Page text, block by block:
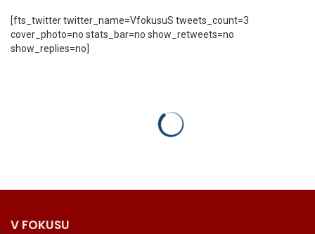
[fts_twitter twitter_name=VfokusuS tweets_count=3
cover_photo=no stats_bar=no show_retweets=no
show_replies=no]
V FOKUSU